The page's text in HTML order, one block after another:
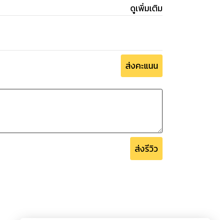
ดูเพิ่มเติม
ส่งคะแนน
ส่งรีวิว